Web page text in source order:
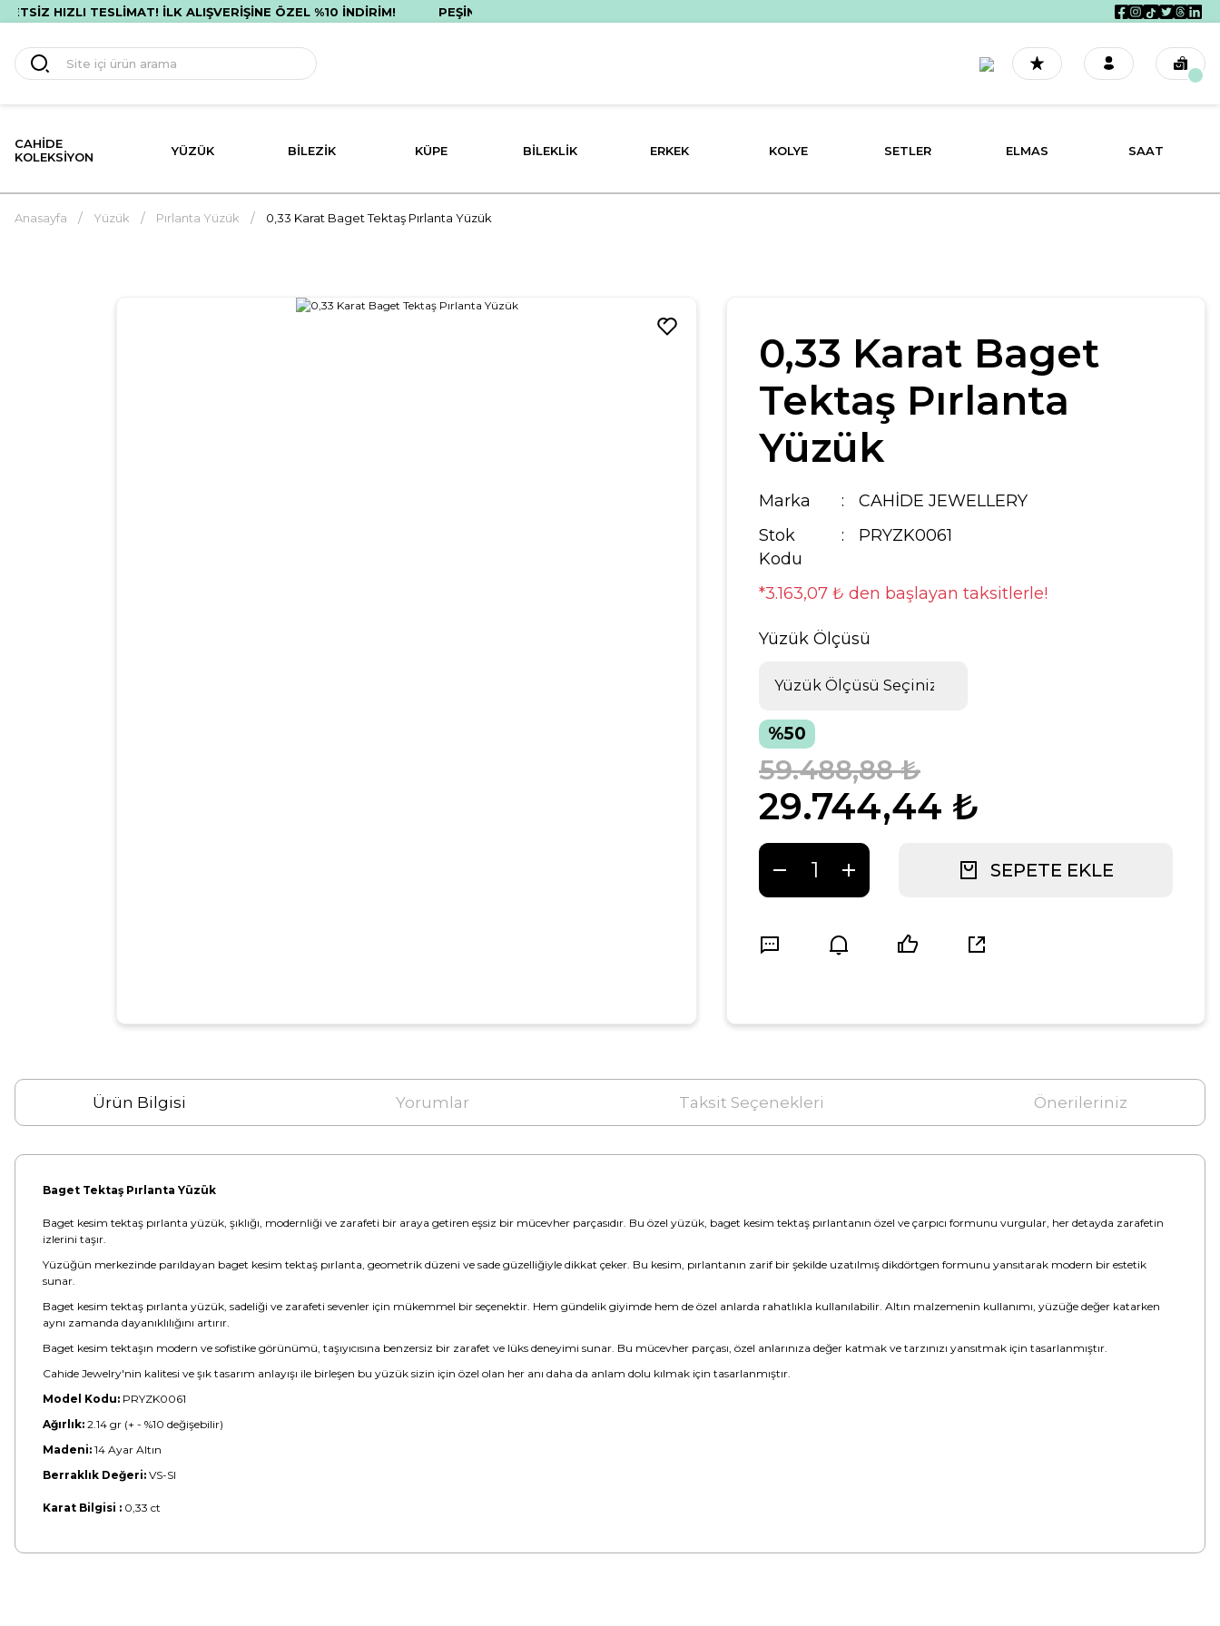
HIZLI TESLİMAT! İLK ALIŞVERİŞİNE ÖZEL %10 İNDİRİM! PEŞİN FİYATINA 3 TAKSİT İMKANI!
CAHIDE
KOLEKSIYON
YÜZÜK BILEZIK KÜPE BILEKLIK ERKEK KOLYE SETLER ELMAS SAAT
Anasayfa Yüzük Pırlanta Yüzük 0,33 Karat Baget Tektaş Pırlanta Yüzük
0,33 Karat Baget
Tektaş Pırlanta
Yüzük
Marka
CAHİDE JEWELLERY
Stok
Kodu
PRYZK0061
*3.163,07 ₺ den başlayan taksitlerle!
Yüzük Ölçüsü
%50
29.744,44 ₺
59.488,88 ₺
SEPETE EKLE
Ürün Bilgisi Yorumlar Taksit Seçenekleri Önerileriniz
Baget Tektaş Pırlanta Yüzük
Baget kesim tektaş pırlanta yüzük, şıklığı, modernliği ve zarafeti bir araya getiren eşsiz bir mücevher parçasıdır. Bu özel yüzük, baget kesim tektaş pırlantanın özel ve çarpıcı formunu vurgular, her detayda zarafetin
izlerini taşır.
Yüzüğün merkezinde parıldayan baget kesim tektaş pırlanta, geometrik düzeni ve sade güzelliğiyle dikkat çeker. Bu kesim, pırlantanın zarif bir şekilde uzatılmış dikdörtgen formunu yansıtarak modern bir estetik
sunar.
Baget kesim tektaş pırlanta yüzük, sadeliği ve zarafeti sevenler için mükemmel bir seçenektir. Hem gündelik giyimde hem de özel anlarda rahatlıkla kullanılabilir. Altın malzemenin kullanımı, yüzüğe değer katarken
aynı zamanda dayanıklılığını artırır.
Baget kesim tektaşın modern ve sofistike görünümü, taşıyıcısına benzersiz bir zarafet ve lüks deneyimi sunar. Bu mücevher parçası, özel anlarınıza değer katmak ve tarzınızı yansıtmak için tasarlanmıştır.
Cahide Jewelry'nin kalitesi ve şık tasarım anlayışı ile birleşen bu yüzük sizin için özel olan her anı daha da anlam dolu kılmak için tasarlanmıştır.
Model Kodu: PRYZK0061
Ağırlık: 2.14 gr (+ - %10 değişebilir)
Madeni: 14 Ayar Altın
Berraklık Değeri: VS-SI
Karat Bilgisi : 0,33 ct